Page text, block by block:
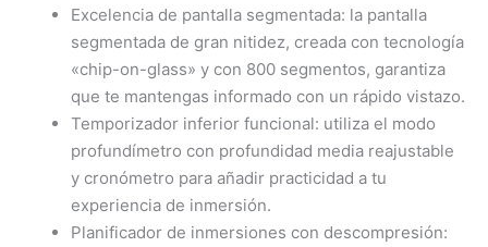
Excelencia de pantalla segmentada: la pantalla
segmentada de gran nitidez, creada con tecnología
«chip-on-glass» y con 800 segmentos, garantiza
que te mantengas informado con un rápido vistazo.
Temporizador inferior funcional: utiliza el modo
profundímetro con profundidad media reajustable
y cronómetro para añadir practicidad a tu
experiencia de inmersión.
Planificador de inmersiones con descompresión: